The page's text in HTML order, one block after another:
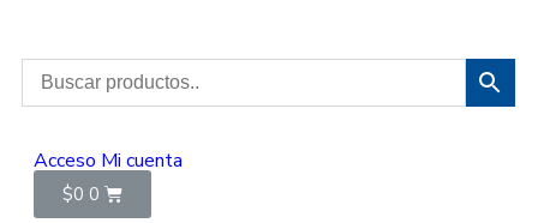
Acceso Mi cuenta
$0 0